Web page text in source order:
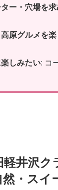
ー・穴場を求
原グルメを
しみたい: コ
井沢ク
然・ス